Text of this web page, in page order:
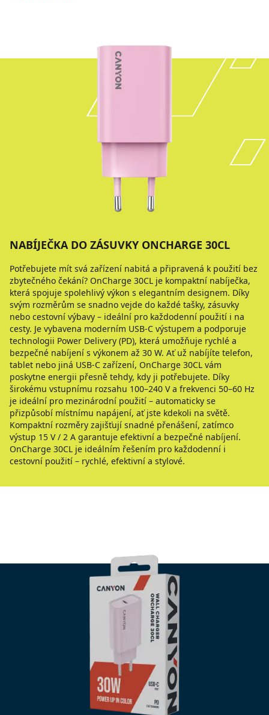
NABÍJEČKA DO ZÁSUVKY ONCHARGE 30CL
Potřebujete mít svá zařízení nabitá a připravená k použití bez
zbytečného čekání? OnCharge 30CL je kompaktní nabíječka,
která spojuje spolehlivý výkon s elegantním designem. Díky
svým rozměrům se snadno vejde do každé tašky, zásuvky
nebo cestovní výbavy – ideální pro každodenní použití i na
cesty. Je vybavena moderním USB-C výstupem a podporuje
technologii Power Delivery (PD), která umožňuje rychlé a
bezpečné nabíjení s výkonem až 30 W. Ať už nabíjíte telefon,
tablet nebo jiná USB-C zařízení, OnCharge 30CL vám
poskytne energii přesně tehdy, kdy ji potřebujete. Díky
širokému vstupnímu rozsahu 100–240 V a frekvenci 50–60 Hz
je ideální pro mezinárodní použití – automaticky se
přizpůsobí místnímu napájení, ať jste kdekoli na světě.
Kompaktní rozměry zajišťují snadné přenášení, zatímco
výstup 15 V / 2 A garantuje efektivní a bezpečné nabíjení.
OnCharge 30CL je ideálním řešením pro každodenní i
cestovní použití – rychlé, efektivní a stylové.